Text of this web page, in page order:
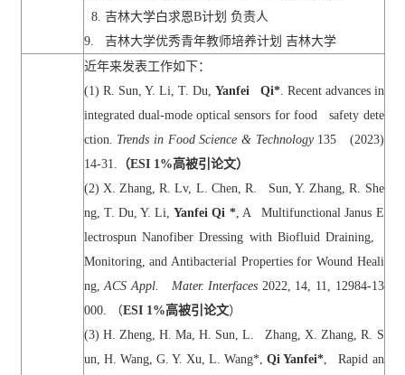
8. 吉林大学白求恩B计划 负责人
9. 吉林大学优秀青年教师培养计划 吉林大学
近年来发表工作如下：
(1) R. Sun, Y. Li, T. Du, Yanfei Qi*. Recent advances in
integrated dual-mode optical sensors for food safety dete
ction. Trends in Food Science & Technology135 (2023)
14-31.
（ESI 1%高被引论文）
(2) X. Zhang, R. Lv, L. Chen, R. Sun, Y. Zhang, R. She
ng, T. Du, Y. Li,Yanfei Qi *, A Multifunctional Janus E
lectrospun Nanofiber Dressing with Biofluid Draining,
Monitoring, and Antibacterial Properties for Wound Heali
ng,ACS Appl. Mater. Interfaces 2022, 14, 11, 12984-13
000.
（ESI 1%高被引论文）
(3) H. Zheng, H. Ma, H. Sun, L. Zhang, X. Zhang, R. S
un, H. Wang, G. Y. Xu, L. Wang*,Qi Yanfei* , Rapid an